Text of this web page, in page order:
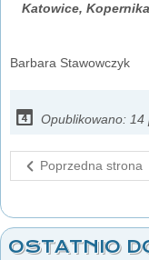
Katowice,
Barbara Stawowczyk
Opublikowano:
Poprzedna strona
OSTATNIO